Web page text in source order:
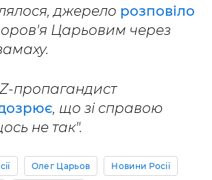
джерело розповіло
Царьовим через
пропагандист
, що зі справою
не так".
Олег Царьов Новини Росії